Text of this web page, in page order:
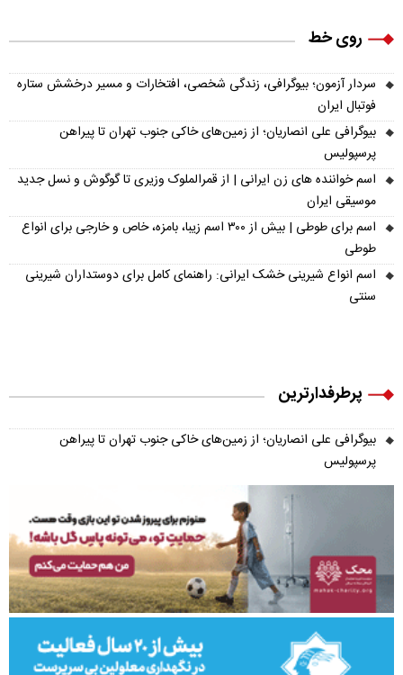
روی خط
سردار آزمون؛ بیوگرافی، زندگی شخصی، افتخارات و مسیر درخشش ستاره
فوتبال ایران
بیوگرافی علی انصاریان؛ از زمین‌های خاکی جنوب تهران تا پیراهن
پرسپولیس
اسم خواننده های زن ایرانی | از قمرالملوک وزیری تا گوگوش و نسل جدید
موسیقی ایران
اسم برای طوطی | بیش از ۳۰۰ اسم زیبا، بامزه، خاص و خارجی برای انواع
طوطی
اسم انواع شیرینی خشک ایرانی: راهنمای کامل برای دوستداران شیرینی
سنتی
پرطرفدارترین
بیوگرافی علی انصاریان؛ از زمین‌های خاکی جنوب تهران تا پیراهن
پرسپولیس